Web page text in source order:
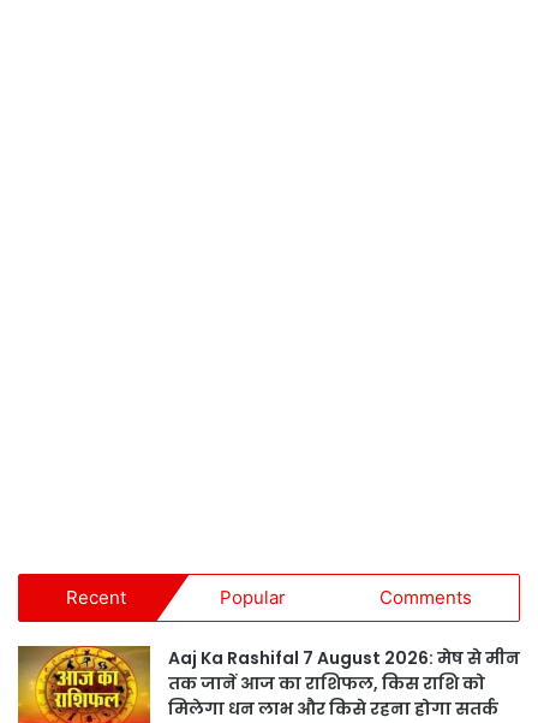
Recent Popular Comments
Aaj Ka Rashifal 7 August 2026: मेष से मीन
तक जानें आज का राशिफल, किस राशि को
मिलेगा धन लाभ और किसे रहना होगा सतर्क